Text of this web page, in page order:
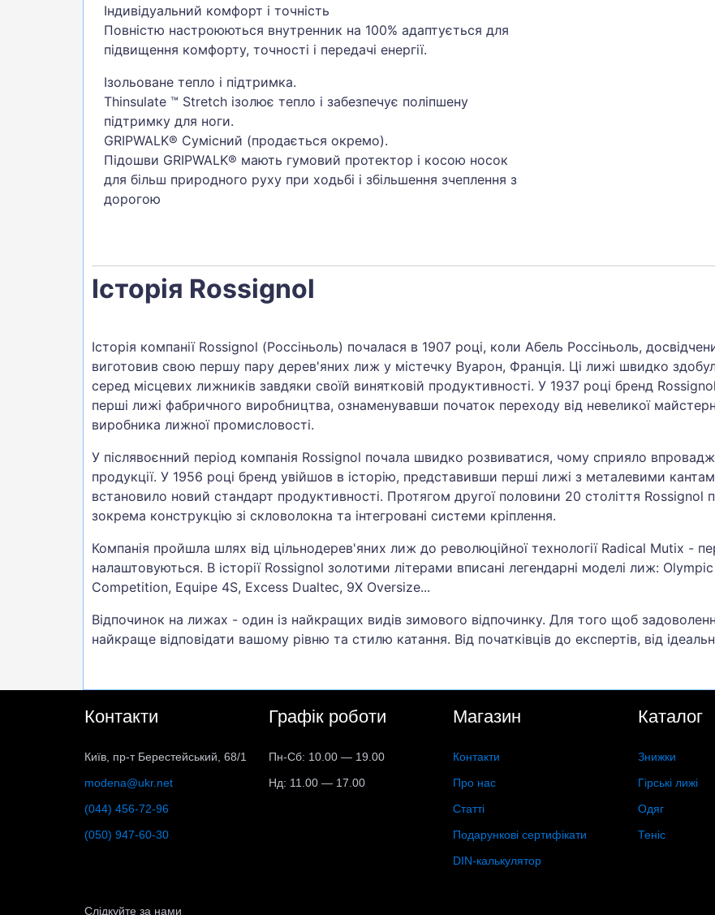
Індивідуальний комфорт і точність
Повністю настроюються внутренник на 100% адаптується для
підвищення комфорту, точності і передачі енергії.
Ізольоване тепло і підтримка.
Thinsulate ™ Stretch ізолює тепло і забезпечує поліпшену
підтримку для ноги.
GRIPWALK® Сумісний (продається окремо).
Підошви GRIPWALK® мають гумовий протектор і косою носок
для більш природного руху при ходьбі і збільшення зчеплення з
дорогою
Історія Rossignol
Історія компанії Rossignol (Россіньоль) почалася в 1907 році, коли Абель Россіньоль,
виготовив свою першу пару дерев'яних лиж у містечку Вуарон, Франція. Ці лижі швидко
серед місцевих лижників завдяки своїй винятковій продуктивності. У 1937 році бренд
перші лижі фабричного виробництва, ознаменувавши початок переходу від невеликої
виробника лижної промисловості.
У післявоєнний період компанія Rossignol почала швидко розвиватися, чому сприяло
продукції. У 1956 році бренд увійшов в історію, представивши перші лижі з металевими
встановило новий стандарт продуктивності. Протягом другої половини 20 століття Rossignol
зокрема конструкцію зі скловолокна та інтегровані системи кріплення.
Компанія пройшла шлях від цільнодерев'яних лиж до революційної технології Radical Mutix -
налаштовуються. В історії Rossignol золотими літерами вписані легендарні моделі лиж:
Competition, Equipe 4S, Excess Dualtec, 9X Oversize...
Відпочинок на лижах - один із найкращих видів зимового відпочинку. Для того щоб
найкраще відповідати вашому рівню та стилю катання. Від початківців до експертів, від
Контакти
Київ, пр-т Берестейський, 68/1
modena@ukr.net
(044) 456-72-96
(050) 947-60-30
Графік роботи
Пн-Сб: 10.00 — 19.00
Нд: 11.00 — 17.00
Магазин
Контакти
Про нас
Статті
Подарункові сертифікати
DIN-калькулятор
Каталог
Знижки
Гірські лижі
Одяг
Теніс
Слідкуйте за нами